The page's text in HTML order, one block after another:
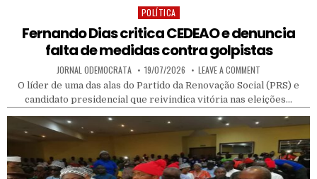
Posted in
POLÍTICA
Fernando Dias critica CEDEAO e denuncia
falta de medidas contra golpistas
AUTHOR:
JORNAL ODEMOCRATA PUBLISHED DATE:
19/07/2026 LEAVE A COMMENT
O líder de uma das alas do Partido da Renovação Social (PRS) e
candidato presidencial que reivindica vitória nas eleições…